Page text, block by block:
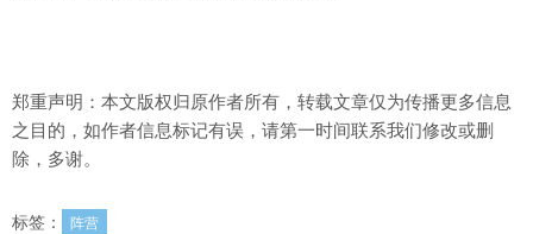
郑重声明：本文版权归原作者所有，转载文章仅为传播更多信息
之目的，如作者信息标记有误，请第一时间联系我们修改或删
除，多谢。
标签： 阵营